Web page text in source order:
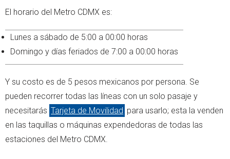
El horario del Metro CDMX es:
Lunes a sábado de 5:00 a 00:00 horas
Domingo y días feriados de 7:00 a 00:00 horas
Y su costo es de 5 pesos mexicanos por persona. Se
pueden recorrer todas las líneas con un solo pasaje y
necesitarás Tarjeta de Movilidad para usarlo; esta la venden
en las taquillas o máquinas expendedoras de todas las
estaciones del Metro CDMX.